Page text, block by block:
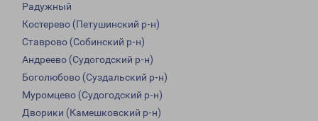
Радужный
Костерево (Петушинский р-н)
Ставрово (Собинский р-н)
Андреево (Судогодский р-н)
Боголюбово (Суздальский р-н)
Муромцево (Судогодский р-н)
Дворики (Камешковский р-н)